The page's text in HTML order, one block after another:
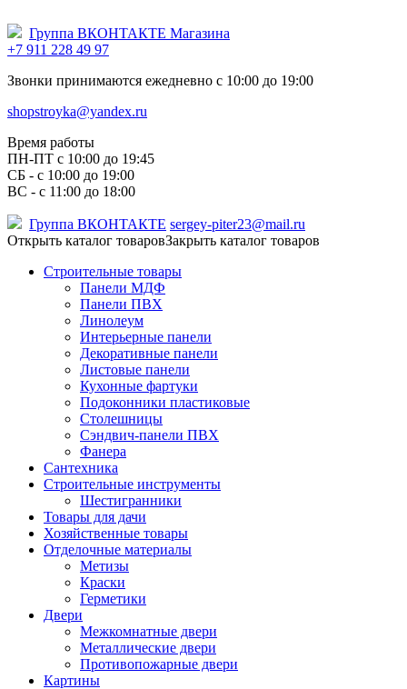
Группа ВКОНТАКТЕ Магазина
+7 911 228 49 97
Звонки принимаются ежедневно с 10:00 до 19:00
shopstroyka@yandex.ru
Время работы
ПН-ПТ c 10:00 до 19:45
СБ - с 10:00 до 19:00
ВС - с 11:00 до 18:00
Группа ВКОНТАКТЕ sergey-piter23@mail.ru
Открыть каталог товаровЗакрыть каталог товаров
Строительные товары
Панели МДФ
Панели ПВХ
Линолеум
Интерьерные панели
Декоративные панели
Листовые панели
Кухонные фартуки
Подоконники пластиковые
Столешницы
Сэндвич-панели ПВХ
Фанера
Сантехника
Строительные инструменты
Шестигранники
Товары для дачи
Хозяйственные товары
Отделочные материалы
Метизы
Краски
Герметики
Двери
Межкомнатные двери
Металлические двери
Противопожарные двери
Картины